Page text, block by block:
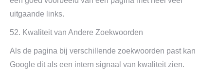
uitgaande links.
52. Kwaliteit van Andere Zoekwoorden
Als de pagina bij verschillende zoekwoorden past kan
Google dit als een intern signaal van kwaliteit zien.